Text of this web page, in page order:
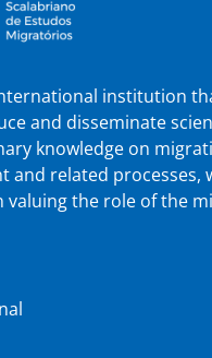
institution
and disseminate
knowledge on
and related processes,
valuing the role of the